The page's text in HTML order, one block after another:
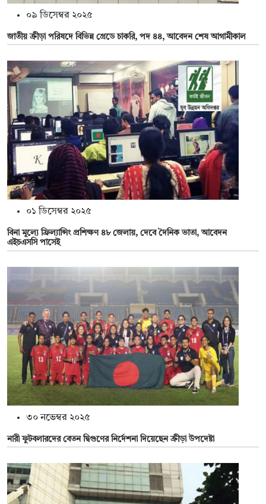
০৯ ডিসেম্বর ২০২৫
জাতীয় ক্রীড়া পরিষদে বিভিন্ন গ্রেডে চাকরি, পদ ৪৪, আবেদন শেষ আগামীকাল
০১ ডিসেম্বর ২০২৫
বিনা মূল্যে ফ্রিল্যান্সিং প্রশিক্ষণ ৪৮ জেলায়, দেবে দৈনিক ভাতা, আবেদন
এইচএসসি পাসেই
৩০ নভেম্বর ২০২৫
নারী ফুটবলারদের বেতন দ্বিগুণের নির্দেশনা দিয়েছেন ক্রীড়া উপদেষ্টা